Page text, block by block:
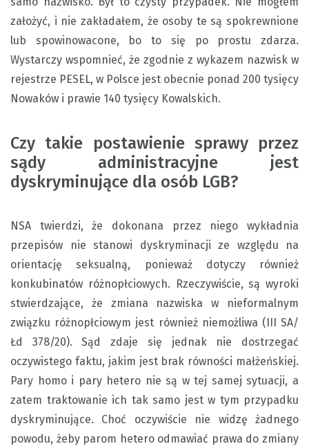
założyć, i nie zakładałem, że osoby te są spokrewnione
lub spowinowacone, bo to się po prostu zdarza.
Wystarczy wspomnieć, że zgodnie z wykazem nazwisk w
rejestrze PESEL, w Polsce jest obecnie ponad 200 tysięcy
Nowaków i prawie 140 tysięcy Kowalskich.
Czy takie postawienie sprawy przez
sądy administracyjne jest
dyskryminujące dla osób LGB?
NSA twierdzi, że dokonana przez niego wykładnia
przepisów nie stanowi dyskryminacji ze względu na
orientację seksualną, ponieważ dotyczy również
konkubinatów różnopłciowych. Rzeczywiście, są wyroki
stwierdzające, że zmiana nazwiska w nieformalnym
związku różnopłciowym jest również niemożliwa (III SA/
Łd 378/20). Sąd zdaje się jednak nie dostrzegać
oczywistego faktu, jakim jest brak równości małżeńskiej.
Pary homo i pary hetero nie są w tej samej sytuacji, a
zatem traktowanie ich tak samo jest w tym przypadku
dyskryminujące. Choć oczywiście nie widzę żadnego
powodu, żeby parom hetero odmawiać prawa do zmiany